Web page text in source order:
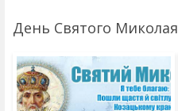
День Святого Миколая